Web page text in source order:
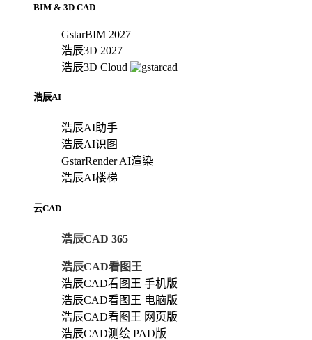
BIM & 3D CAD
GstarBIM 2027
浩辰3D 2027
浩辰3D Cloud
浩辰AI
浩辰AI助手
浩辰AI识图
GstarRender AI渲染
浩辰AI楼梯
云CAD
浩辰CAD 365
浩辰CAD看图王
浩辰CAD看图王 手机版
浩辰CAD看图王 电脑版
浩辰CAD看图王 网页版
浩辰CAD测绘 PAD版